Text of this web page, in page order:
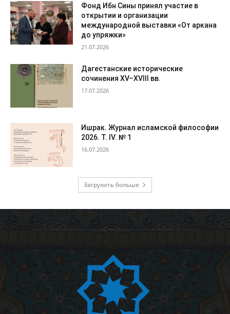
Фонд Ибн Сины принял участие в
открытии и организации
международной выставки «От аркана
до упряжки»
21.07.2026
Дагестанские исторические
сочинения XV–XVIII вв.
17.07.2026
Ишрак. Журнал исламской философии
2026. Т. IV. № 1
16.07.2026
Загрузить больше